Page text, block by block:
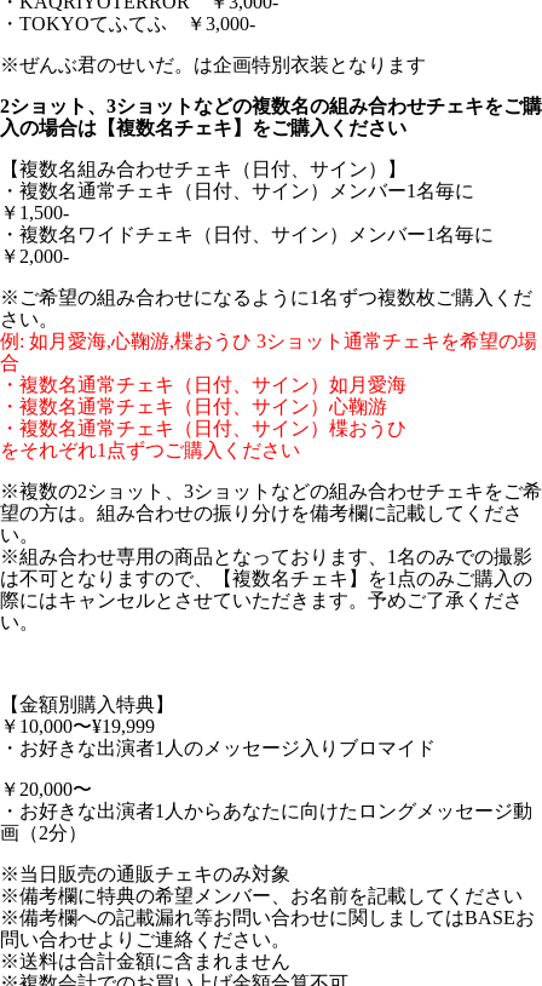
・TOKYOてふてふ ￥3,000-
※ぜんぶ君のせいだ。は企画特別衣装となります
2ショット、3ショットなどの複数名の組み合わせチェキをご購
入の場合は【複数名チェキ】をご購入ください
【複数名組み合わせチェキ（日付、サイン）】
・複数名通常チェキ（日付、サイン）メンバー1名毎に
￥1,500-
・複数名ワイドチェキ（日付、サイン）メンバー1名毎に
￥2,000-
※ご希望の組み合わせになるように1名ずつ複数枚ご購入くだ
さい。
例: 如月愛海,心鞠游,楪おうひ 3ショット通常チェキを希望の場
合
・複数名通常チェキ（日付、サイン）如月愛海
・複数名通常チェキ（日付、サイン）心鞠游
・複数名通常チェキ（日付、サイン）楪おうひ
をそれぞれ1点ずつご購入ください
※複数の2ショット、3ショットなどの組み合わせチェキをご希
望の方は。組み合わせの振り分けを備考欄に記載してくださ
い。
※組み合わせ専用の商品となっております、1名のみでの撮影
は不可となりますので、【複数名チェキ】を1点のみご購入の
際にはキャンセルとさせていただきます。予めご了承くださ
い。
【金額別購入特典】
￥10,000〜¥19,999
・お好きな出演者1人のメッセージ入りブロマイド
￥20,000〜
・お好きな出演者1人からあなたに向けたロングメッセージ動
画（2分）
※当日販売の通販チェキのみ対象
※備考欄に特典の希望メンバー、お名前を記載してください
※備考欄への記載漏れ等お問い合わせに関しましてはBASEお
問い合わせよりご連絡ください。
※送料は合計金額に含まれません